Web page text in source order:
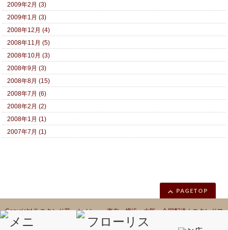
2009年2月 (3)
2009年1月 (3)
2008年12月 (4)
2008年11月 (5)
2008年10月 (3)
2008年9月 (3)
2008年8月 (15)
2008年7月 (6)
2008年2月 (2)
2008年1月 (1)
2007年7月 (1)
PAGETOP
Copyright ©スタンド花 カノシェ 東京 横浜 大阪 全国配達｜スタンドフ
ラワー｜フラスタ
All Rights Reserved.